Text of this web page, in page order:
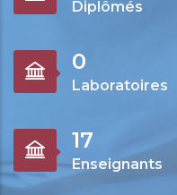
Diplômés
0
Laboratoires
19
Enseignants